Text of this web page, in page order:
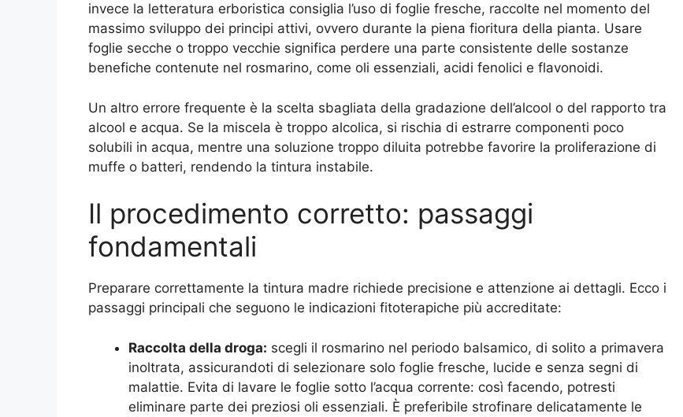
invece la letteratura erboristica consiglia l’uso di foglie fresche, raccolte nel momento del
massimo sviluppo dei principi attivi, ovvero durante la piena fioritura della pianta. Usare
foglie secche o troppo vecchie significa perdere una parte consistente delle sostanze
benefiche contenute nel rosmarino, come oli essenziali, acidi fenolici e flavonoidi.
Un altro errore frequente è la scelta sbagliata della gradazione dell’alcool o del rapporto tra
alcool e acqua. Se la miscela è troppo alcolica, si rischia di estrarre componenti poco
solubili in acqua, mentre una soluzione troppo diluita potrebbe favorire la proliferazione di
muffe o batteri, rendendo la tintura instabile.
Il procedimento corretto: passaggi
fondamentali
Preparare correttamente la tintura madre richiede precisione e attenzione ai dettagli. Ecco i
passaggi principali che seguono le indicazioni fitoterapiche più accreditate:
Raccolta della droga: scegli il rosmarino nel periodo balsamico, di solito a primavera
inoltrata, assicurandoti di selezionare solo foglie fresche, lucide e senza segni di
malattie. Evita di lavare le foglie sotto l’acqua corrente: così facendo, potresti
eliminare parte dei preziosi oli essenziali. È preferibile strofinare delicatamente le